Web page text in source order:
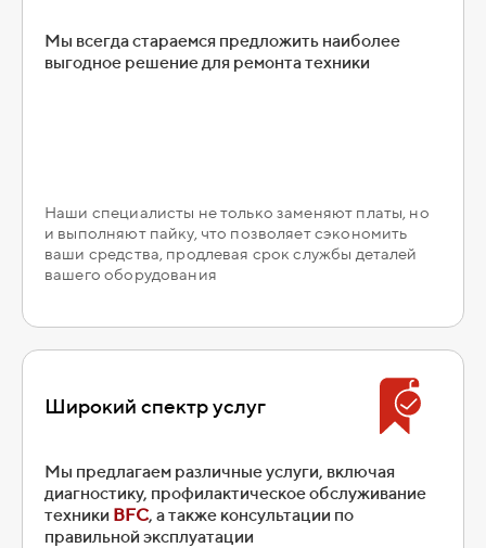
Мы всегда стараемся предложить наиболее
выгодное решение для ремонта техники
Наши специалисты не только заменяют платы, но
и выполняют пайку, что позволяет сэкономить
ваши средства, продлевая срок службы деталей
вашего оборудования
Широкий спектр услуг
Мы предлагаем различные услуги, включая
диагностику, профилактическое обслуживание
техники BFC, а также консультации по
правильной эксплуатации